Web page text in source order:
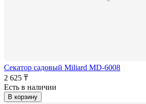
Секатор садовый Miliard MD-6008
2 625 ₸
Есть в наличии
В корзину